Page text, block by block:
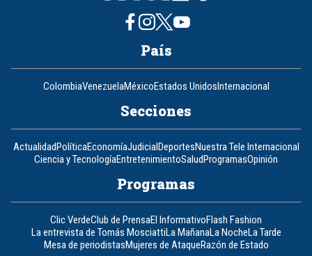
País
ColombiaVenezuelaMéxicoEstados UnidosInternacional
Secciones
ActualidadPolíticaEconomíaJudicialDeportesNuestra Tele Internacional
Ciencia y TecnologíaEntretenimientoSaludProgramasOpinión
Programas
Clic VerdeClub de PrensaEl InformativoFlash Fashion
La entrevista de Tomás MosciattiLa MañanaLa NocheLa Tarde
Mesa de periodistasMujeres de AtaqueRazón de Estado